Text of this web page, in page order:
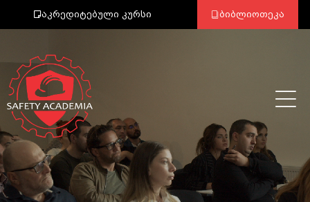
აკრედიტებული კურსი ბიბლიოთეკა